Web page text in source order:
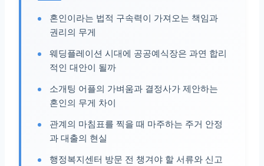
혼인이라는 법적 구속력이 가져오는 책임과
권리의 무게
웨딩플레이션 시대에 공공예식장은 과연 합리
적인 대안이 될까
소개팅 어플의 가벼움과 결정사가 제안하는
혼인의 무게 차이
관계의 마침표를 찍을 때 마주하는 주거 안정
과 대출의 현실
행정복지센터 방문 전 챙겨야 할 서류와 신고